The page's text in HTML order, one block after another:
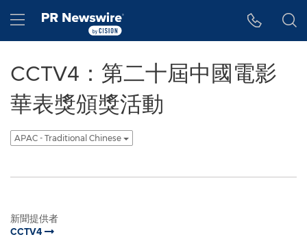
Hamburger menu
CCTV4：第二十屆中國電影
華表獎頒獎活動
APAC - Traditional Chinese
新聞提供者
CCTV4